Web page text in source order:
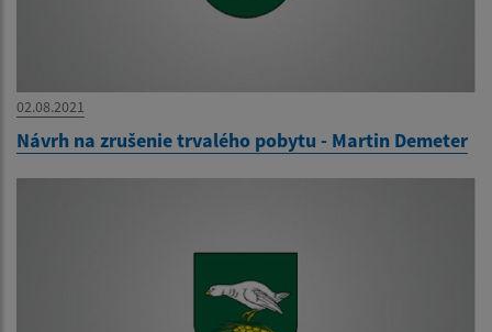
02.08.2021
Návrh na zrušenie trvalého pobytu - Martin Demeter